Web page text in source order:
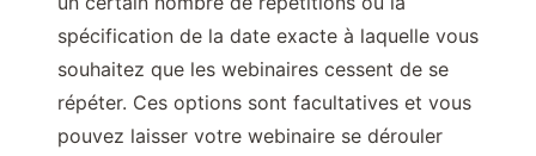
spécification de la date exacte à laquelle vous
souhaitez que les webinaires cessent de se
répéter. Ces options sont facultatives et vous
pouvez laisser votre webinaire se dérouler